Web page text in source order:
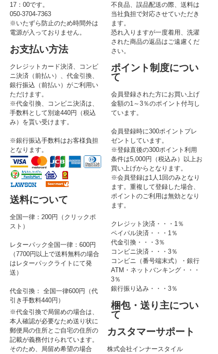
17：00です。
050-3704-7363
※いたずら防止のため時間外は
電源が入っておりません。
お支払い方法
クレジットカード決済、コンビ
ニ決済（前払い）、代金引換、
銀行振込（前払い）がご利用い
ただけます。
※代金引換、コンビニ決済は、
手数料として別途440円（税込
み）を貰い受けます。
※銀行振込手数料はお客様負担
となります。
送料について
全国一律：200円（クリックポ
スト）
レターパック全国一律：600円
（7700円以上で送料無料の場合
はレターパックライトにて発
送）
代金引換： 全国一律600円（代
引き手数料440円）
※代金引換で局留めの場合は、
本人確認が必要なため送り状に
郵便局の住所とご自宅の住所の
記載が義務付けられています。
そのため、局留め希望の場合
不良品、誤品配送の際、送料は
当社負担で対応させていただき
ます。
恐れ入りますが一度着用、洗濯
された商品の返品はご遠慮くだ
さい。
ポイント制度につい
て
会員登録された方にお買い上げ
金額の1～3％のポイント付与し
ています。
会員登録時に300ポイントプレ
ゼントしています。
※登録直後の300ポイント利用
条件は5,000円（税込み）以上お
買い上げからとなります。
※会員登録は1人1回のみとなり
ます。重複して登録した場合、
ポイントのご利用は無効となり
ます。
クレジット決済・・・1％
ペイパル決済・・・1％
代金引換・・・3％
コンビニ決済・・・3％
コンビニ（番号端末式）・銀行
ATM・ネットバンキング・・・
3％
銀行振り込み・・・3％
梱包・送り主につい
て
カスタマーサポート
株式会社インナースタイル